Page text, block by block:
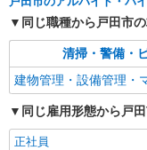
験三
上記
勤の
ー
キープ
同じ職種から戸田市
清掃・警備・
建物管理・設備管理・
同じ雇用形態から戸
正社員